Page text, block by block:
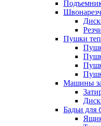
Пушки
Машины
Бадьи для